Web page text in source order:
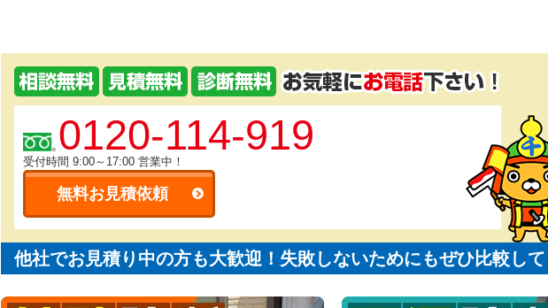
0120-114-919
受付時間 9:00～17:00 営業中！
無料お見積依頼
他社でお見積り中の方も大歓迎！失敗しないためにもぜひ比較して